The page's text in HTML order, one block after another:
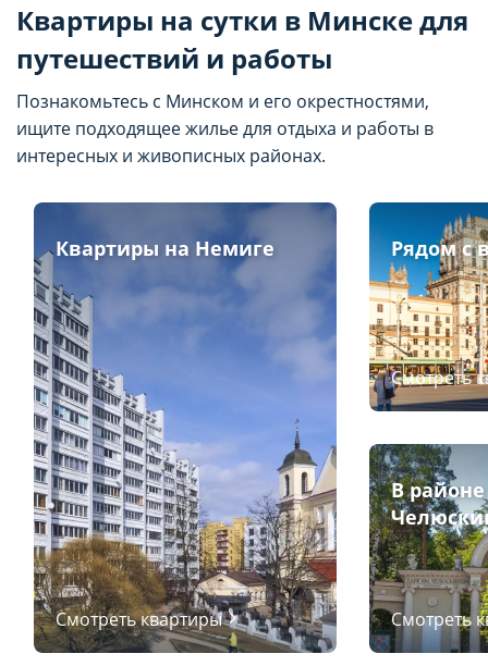
Квартиры на сутки в Минске для
путешествий и работы
Познакомьтесь с Минском и его окрестностями,
ищите подходящее жилье для отдыха и работы в
интересных и живописных районах.
Квартиры на Немиге
Смотреть квартиры
Рядом с
Смотреть
В
Смотреть